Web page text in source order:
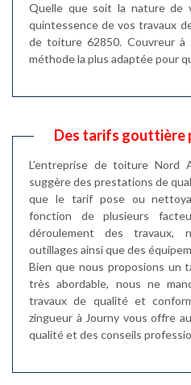
Quelle que soit la nature de
quintessence de vos travaux
de toiture 62850. Couvreur
méthode la plus adaptée pour
Des tarifs gouttière
L’entreprise de toiture Nord
suggère des prestations de
que le tarif pose ou
fonction de plusieurs
déroulement des travaux,
outillages ainsi que des
Bien que nous proposions un
très abordable, nous ne
travaux de qualité et
zingueur à Journy vous offre
qualité et des conseils